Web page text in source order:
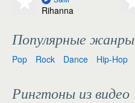
Rihanna
Популярные жанры
Pop Rock Dance Hip-Hop
Рингтоны из видео